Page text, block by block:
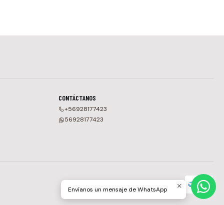
CONTÁCTANOS
+56928177423
56928177423
Envíanos un mensaje de WhatsApp